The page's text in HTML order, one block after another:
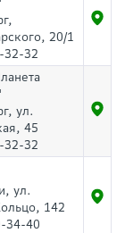
20/1
32-32
ул.
45
32-32
ул.
142
34-40